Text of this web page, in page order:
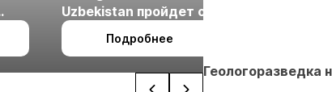
Uzbekistan пройдет с
27 по 29 октября в г.
Ташкент
Подробнее
Геологоразведка